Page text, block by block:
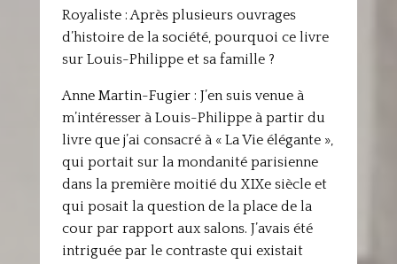
Royaliste : Après plusieurs ouvrages
d’histoire de la société, pourquoi ce livre
sur Louis-Philippe et sa famille ?
Anne Martin-Fugier : J’en suis venue à
m’intéresser à Louis-Philippe à partir du
livre que j’ai consacré à « La Vie élégante »,
qui portait sur la mondanité parisienne
dans la première moitié du XIXe siècle et
qui posait la question de la place de la
cour par rapport aux salons. J’avais été
intriguée par le contraste qui existait